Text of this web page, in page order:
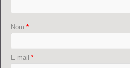
Nom*
E-mail*